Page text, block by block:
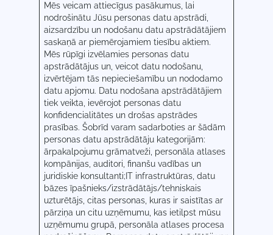
Mēs veicam attiecīgus pasākumus, lai
nodrošinātu Jūsu personas datu apstrādi,
aizsardzību un nodošanu datu apstrādātājiem
saskaņā ar piemērojamiem tiesību aktiem.
Mēs rūpīgi izvēlamies personas datu
apstrādātājus un, veicot datu nodošanu,
izvērtējam tās nepieciešamību un nododamo
datu apjomu. Datu nodošana apstrādātājiem
tiek veikta, ievērojot personas datu
konfidencialitātes un drošas apstrādes
prasības. Šobrīd varam sadarboties ar šādām
personas datu apstrādātāju kategorijām:
ārpakalpojumu grāmatveži, personāla atlases
kompānijas, auditori, finanšu vadības un
juridiskie konsultanti;IT infrastruktūras, datu
bāzes īpašnieks/izstrādātājs/tehniskais
uzturētājs, citas personas, kuras ir saistītas ar
pārziņa un citu uzņēmumu, kas ietilpst mūsu
uzņēmumu grupā, personāla atlases procesa